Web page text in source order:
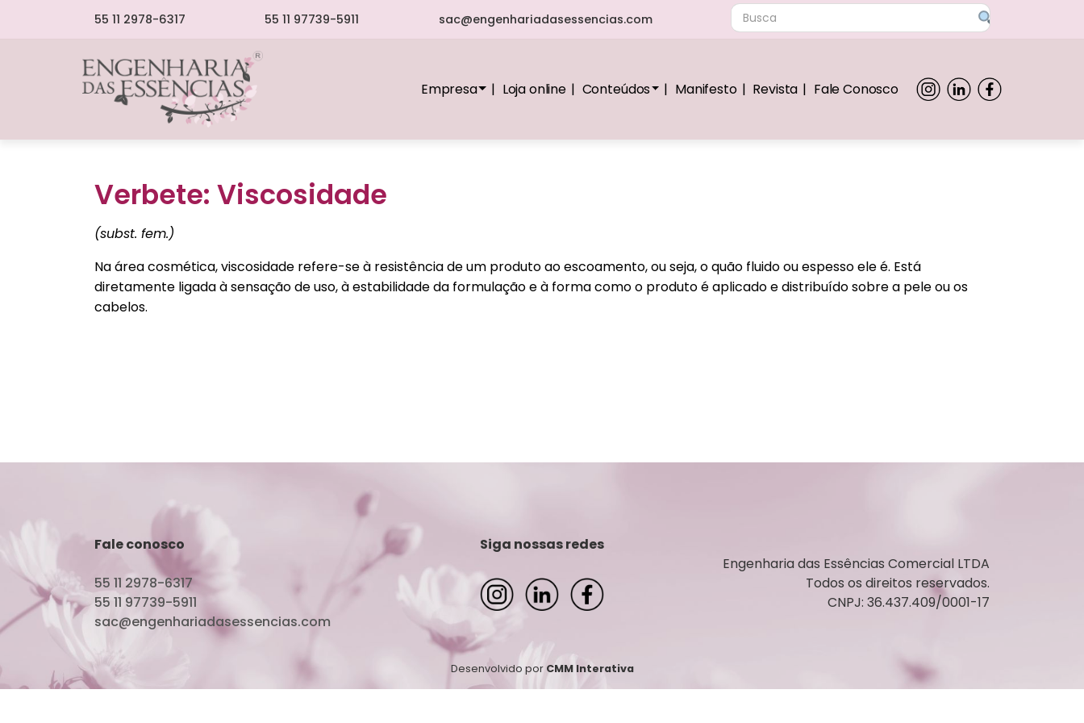
55 11 2978-6317 55 11 97739-5911 sac@engenhariadasessencias.com
Empresa Loja online Conteúdos Manifesto Revista Fale Conosco
Verbete: Viscosidade
(subst. fem.)
Na área cosmética, viscosidade refere-se à resistência de um produto ao escoamento, ou seja, o quão fluido ou espesso ele é. Está
diretamente ligada à sensação de uso, à estabilidade da formulação e à forma como o produto é aplicado e distribuído sobre a pele ou os
cabelos.
Fale conosco
55 11 2978-6317
55 11 97739-5911
sac@engenhariadasessencias.com
Siga nossas redes
Engenharia das Essências Comercial LTDA
Todos os direitos reservados.
CNPJ: 36.437.409/0001-17
Desenvolvido por CMM Interativa